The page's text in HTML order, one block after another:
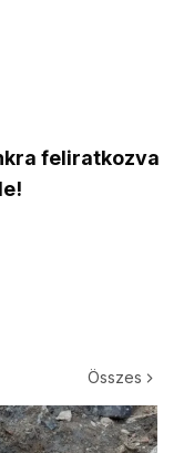
feliratkozva
Összes